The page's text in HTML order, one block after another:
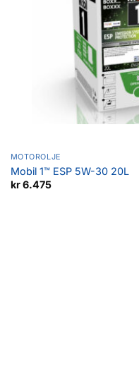
MOTOROLJE
Mobil 1™ ESP 5W-30 20L
kr6.475